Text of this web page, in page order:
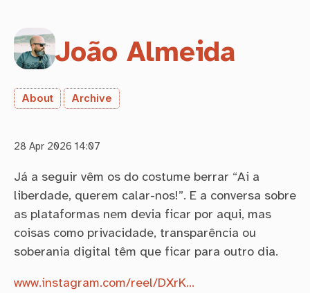
João Almeida
About Archive
28 Apr 2026 14:07
Já a seguir vêm os do costume berrar “Ai a
liberdade, querem calar-nos!”. E a conversa sobre
as plataformas nem devia ficar por aqui, mas
coisas como privacidade, transparência ou
soberania digital têm que ficar para outro dia.
www.instagram.com/reel/DXrK…